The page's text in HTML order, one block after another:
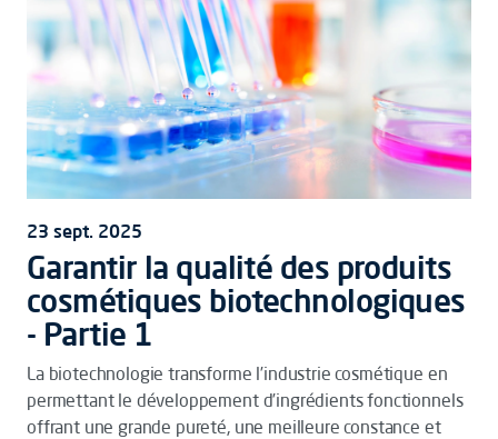
23 sept. 2025
Garantir la qualité des produits
cosmétiques biotechnologiques
- Partie 1
La biotechnologie transforme l’industrie cosmétique en
permettant le développement d’ingrédients fonctionnels
offrant une grande pureté, une meilleure constance et